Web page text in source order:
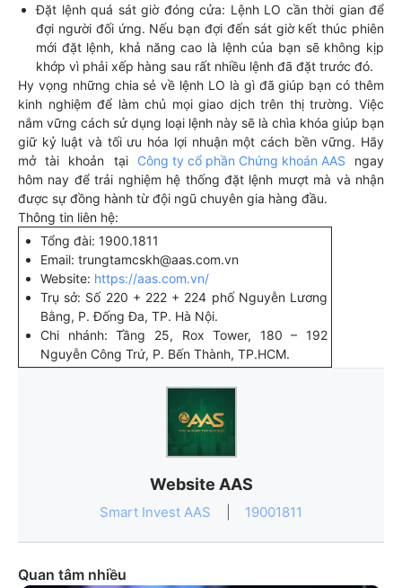
Đặt lệnh quá sát giờ đóng cửa: Lệnh LO cần thời gian để
đợi người đối ứng. Nếu bạn đợi đến sát giờ kết thúc phiên
mới đặt lệnh, khả năng cao là lệnh của bạn sẽ không kịp
khớp vì phải xếp hàng sau rất nhiều lệnh đã đặt trước đó.
Hy vọng những chia sẻ về lệnh LO là gì đã giúp bạn có thêm
kinh nghiệm để làm chủ mọi giao dịch trên thị trường. Việc
nắm vững cách sử dụng loại lệnh này sẽ là chìa khóa giúp bạn
giữ kỷ luật và tối ưu hóa lợi nhuận một cách bền vững. Hãy
mở tài khoản tại Công ty cổ phần Chứng khoán AAS ngay
hôm nay để trải nghiệm hệ thống đặt lệnh mượt mà và nhận
được sự đồng hành từ đội ngũ chuyên gia hàng đầu.
Thông tin liên hệ:
Tổng đài: 1900.1811
Email: trungtamcskh@aas.com.vn
Website: https://aas.com.vn/
Trụ sở: Số 220 + 222 + 224 phố Nguyễn Lương
Bằng, P. Đống Đa, TP. Hà Nội.
Chi nhánh: Tầng 25, Rox Tower, 180 – 192
Nguyễn Công Trứ, P. Bến Thành, TP.HCM.
Website AAS
Smart Invest AAS 19001811
Quan tâm nhiều